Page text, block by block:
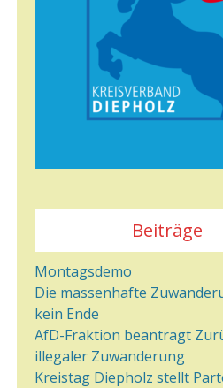
Beiträge
Montagsdemo
Die massenhafte
kein Ende
AfD-Fraktion beantragt
illegaler Zuwanderung
Kreistag Diepholz stellt